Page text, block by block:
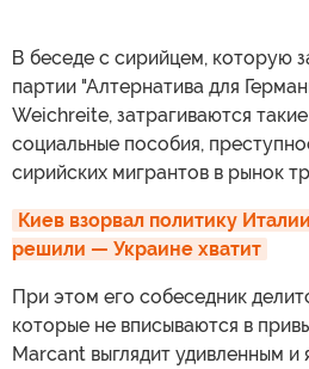
В беседе с сирийцем, которую
партии "Алтернатива для
Weichreite, затрагиваются
социальные пособия,
сирийских мигрантов в рынок
Киев взорвал политику
решили — Украине хватит
При этом его собеседник
которые не вписываются в
Marcant выглядит удивленным и